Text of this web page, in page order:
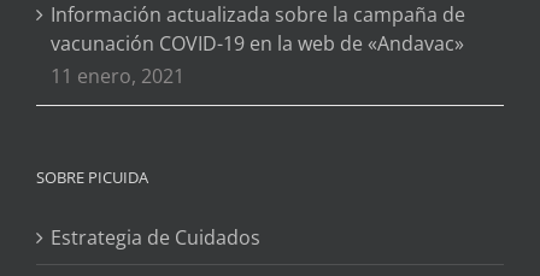
Información actualizada sobre la campaña de
vacunación COVID-19 en la web de «Andavac»
11 enero, 2021
SOBRE PICUIDA
Estrategia de Cuidados